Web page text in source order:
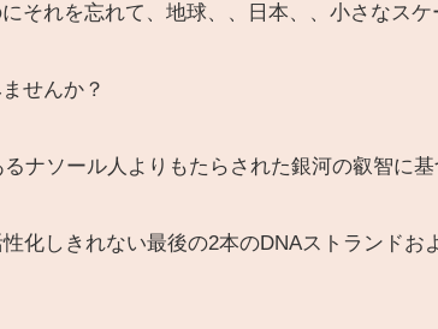
それを忘れて、地球、、日本、、小さなス
せんか？
ナソール人よりもたらされた銀河の叡智に
化しきれない最後の2本のDNAストランドお